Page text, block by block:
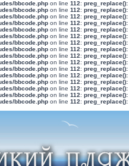
bbcode.php on line 112:
bbcode.php on line 112:
bbcode.php on line 112:
bbcode.php on line 112:
bbcode.php on line 112:
bbcode.php on line 112:
bbcode.php on line 112:
bbcode.php on line 112:
bbcode.php on line 112:
bbcode.php on line 112:
bbcode.php on line 112:
bbcode.php on line 112:
bbcode.php on line 112:
bbcode.php on line 112:
bbcode.php on line 112:
bbcode.php on line 112: